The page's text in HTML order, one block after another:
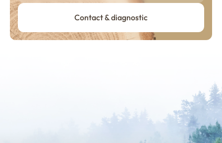
Contact & diagnostic